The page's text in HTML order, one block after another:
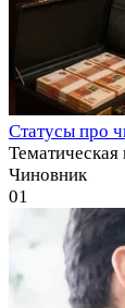
Статусы про
Чиновник
01